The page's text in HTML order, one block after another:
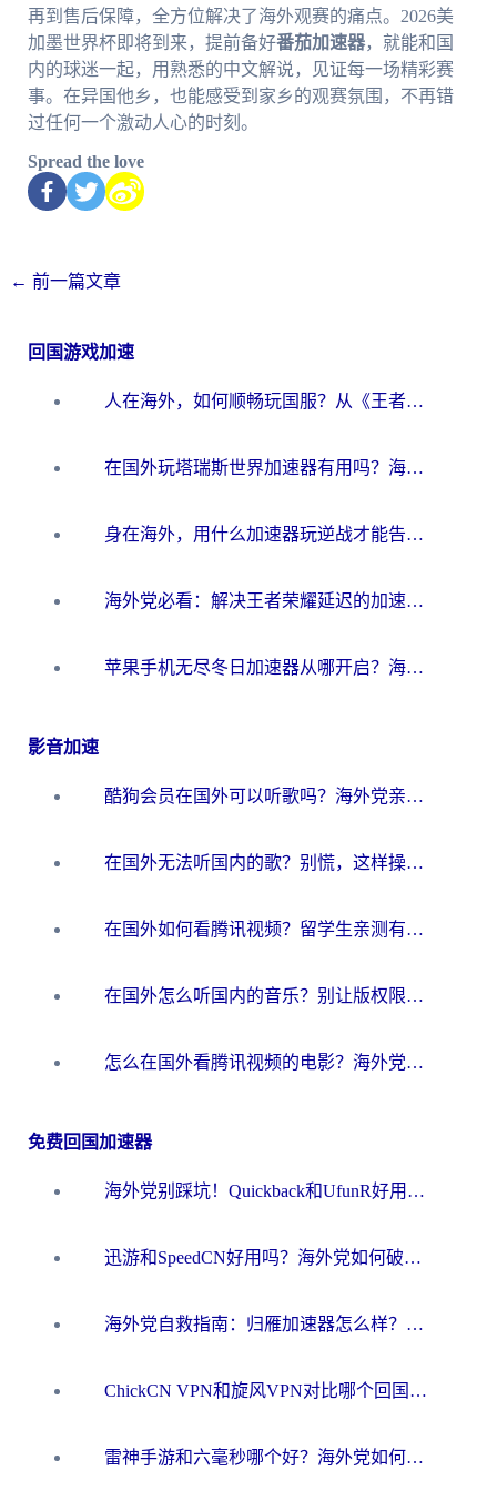
再到售后保障，全方位解决了海外观赛的痛点。2026美
加墨世界杯即将到来，提前备好番茄加速器，就能和国
内的球迷一起，用熟悉的中文解说，见证每一场精彩赛
事。在异国他乡，也能感受到家乡的观赛氛围，不再错
过任何一个激动人心的时刻。
Spread the love
← 前一篇文章
回国游戏加速
人在海外，如何顺畅玩国服？从《王者荣耀》到《云图计划》的加速器终极指南
在国外玩塔瑞斯世界加速器有用吗？海外玩家亲测后的真实答案
身在海外，用什么加速器玩逆战才能告别延迟？
海外党必看：解决王者荣耀延迟的加速器终极指南——从EVE到猫和老鼠，一个工具全搞定
苹果手机无尽冬日加速器从哪开启？海外玩家的冬日生存指南
影音加速
酷狗会员在国外可以听歌吗？海外党亲测有效：3步解决音乐权限难题
在国外无法听国内的歌？别慌，这样操作就能畅听QQ音乐（附亲测加速器推荐）
在国外如何看腾讯视频？留学生亲测有效的回国加速方案
在国外怎么听国内的音乐？别让版权限制断了你的华语歌单
怎么在国外看腾讯视频的电影？海外党亲测有效的回国加速指南
免费回国加速器
海外党别踩坑！Quickback和UfunR好用吗？选对回国加速器才能无缝刷国内资源
迅游和SpeedCN好用吗？海外党如何破解那道看不见的墙
海外党自救指南：归雁加速器怎么样？教你避开坑实现国内资源无缝访问
ChickCN VPN和旋风VPN对比哪个回国效果更好？海外用户的选择困境与出路
雷神手游和六毫秒哪个好？海外党如何真正解锁国内资源